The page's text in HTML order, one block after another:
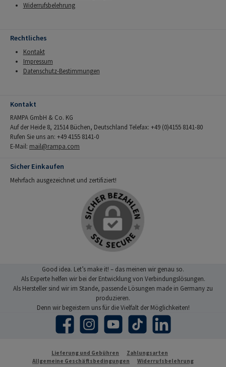
Widerrufsbelehrung
Rechtliches
Kontakt
Impressum
Datenschutz-Bestimmungen
Kontakt
RAMPA GmbH & Co. KG
Auf der Heide 8, 21514 Büchen, Deutschland Telefax: +49 (0)4155 8141-80
Rufen Sie uns an: +49 4155 8141-0
E-Mail: mail@rampa.com
Sicher Einkaufen
Mehrfach ausgezeichnet und zertifiziert!
Good idea. Let’s make it! – das meinen wir genau so.
Als Experte helfen wir bei der Entwicklung von Verbindungslösungen.
Als Hersteller sind wir im Stande, passende Lösungen made in Germany zu
produzieren.
Denn wir begeistern uns für die Vielfalt der Möglichkeiten!
Facebook Instagram YouTube TikTok LinkedIn
Lieferung und Gebühren
Zahlungsarten
Allgemeine Geschäftsbedingungen
Widerrufsbelehrung